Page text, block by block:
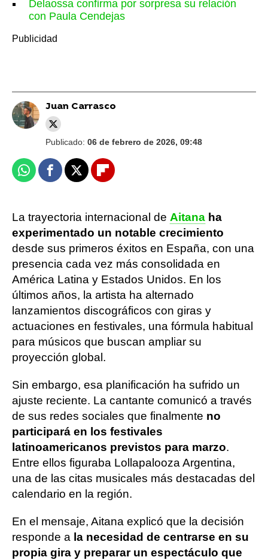
Delaossa confirma por sorpresa su relación
con Paula Cendejas
Juan Carrasco
Publicado: 06 de febrero de 2026, 09:48
WhatsappFacebook
X Flipboard
La trayectoria internacional de Aitana ha
experimentado un notable crecimiento
desde sus primeros éxitos en España, con una
presencia cada vez más consolidada en
América Latina y Estados Unidos. En los
últimos años, la artista ha alternado
lanzamientos discográficos con giras y
actuaciones en festivales, una fórmula habitual
para músicos que buscan ampliar su
proyección global.
Sin embargo, esa planificación ha sufrido un
ajuste reciente. La cantante comunicó a través
de sus redes sociales que finalmente no
participará en los festivales
latinoamericanos previstos para marzo.
Entre ellos figuraba Lollapalooza Argentina,
una de las citas musicales más destacadas del
calendario en la región.
En el mensaje, Aitana explicó que la decisión
responde a la necesidad de centrarse en su
propia gira y preparar un espectáculo que